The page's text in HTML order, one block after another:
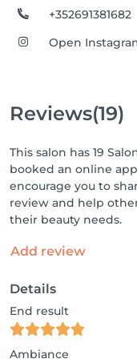
+352691381682
Open
Reviews(19)
This salon has 19
booked an online
encourage you to
review and help
their beauty needs.
Add review
Details
End result
Ambiance